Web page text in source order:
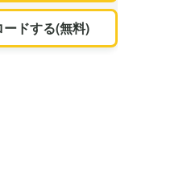
ドする(無料)